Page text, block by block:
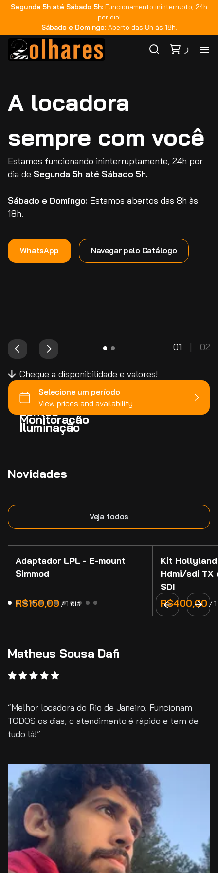
Segunda 5h até Sábado 5h: Funcionamento ininterrupto, 24h
por dia!
Sábado e Domingo: Aberto das 8h às 18h.
A locadora
sempre com você
Estamos funcionando ininterruptamente, 24h por
dia de Segunda 5h até Sábado 5h.
Sábado e Domingo: Estamos abertos das 8h às
18h.
WhatsApp Navegar pelo Catálogo
01 | 02
Cheque a disponibilidade e valores!
Câmeras
Lentes
Monitoração
Iluminação
Novidades
Veja todos
Adaptador LPL - E-mount
Simmod
/
Kit
Hdmi/sdi TX
SDI
/
Matheus Sousa Dafi
Melhor locadora do Rio de Janeiro. Funcionam
TODOS os dias, o atendimento é rápido e tem de
tudo lá!